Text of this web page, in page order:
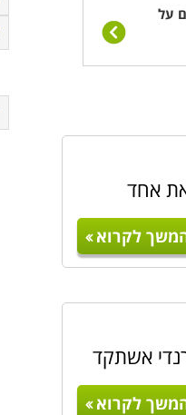
על
אחד
לקרוא
אשתקד
לקרוא